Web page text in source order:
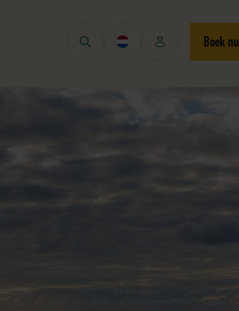
Boek nu